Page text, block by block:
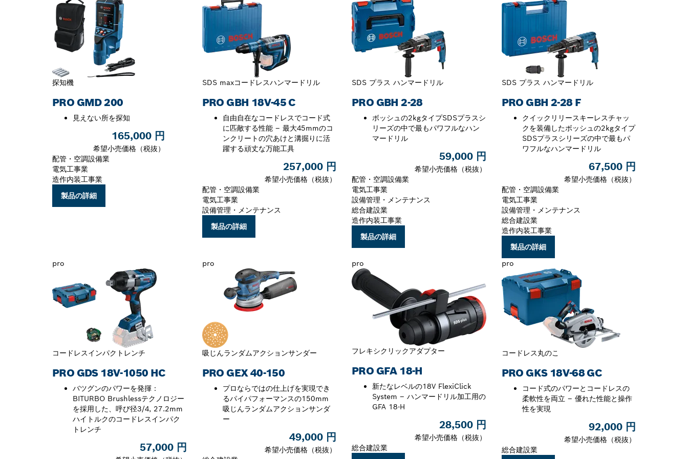
探知機
PRO GMD 200
見えない所を探知
165,000 円
希望小売価格（税抜）
配管・空調設備業
電気工事業
造作内装工事業
製品の詳細
SDS maxコードレスハンマードリル
PRO GBH 18V-45 C
自由自在なコードレスでコード式
に匹敵する性能 – 最大45mmのコ
ンクリートの穴あけと溝掘りに活
躍する頑丈な万能工具
257,000 円
希望小売価格（税抜）
配管・空調設備業
電気工事業
設備管理・メンテナンス
製品の詳細
SDS プラス ハンマードリル
PRO GBH 2-28
ボッシュの2kgタイプSDSプラスシ
リーズの中で最もパワフルなハン
マードリル
59,000 円
希望小売価格（税抜）
配管・空調設備業
電気工事業
設備管理・メンテナンス
総合建設業
造作内装工事業
製品の詳細
SDS プラス ハンマードリル
PRO GBH 2-28 F
クイックリリースキーレスチャッ
クを装備したボッシュの2kgタイプ
SDSプラスシリーズの中で最もパ
ワフルなハンマードリル
67,500 円
希望小売価格（税抜）
配管・空調設備業
電気工事業
設備管理・メンテナンス
総合建設業
造作内装工事業
製品の詳細
pro
コードレスインパクトレンチ
PRO GDS 18V-1050 HC
バツグンのパワーを発揮：
BITURBO Brushlessテクノロジー
を採用した、呼び径3/4, 27.2mm
ハイトルクのコードレスインパク
トレンチ
57,000 円
pro
吸じんランダムアクションサンダー
PRO GEX 40-150
プロならではの仕上げを実現でき
るパイパフォーマンスの150mm
吸じんランダムアクションサンダ
ー
49,000 円
希望小売価格（税抜）
pro
フレキシクリックアダプター
PRO GFA 18-H
新たなレベルの18V FlexiClick
System – ハンマードリル加工用の
GFA 18-H
28,500 円
希望小売価格（税抜）
総合建設業
pro
コードレス丸のこ
PRO GKS 18V-68 GC
コード式のパワーとコードレスの
柔軟性を両立 – 優れた性能と操作
性を実現
92,000 円
希望小売価格（税抜）
総合建設業